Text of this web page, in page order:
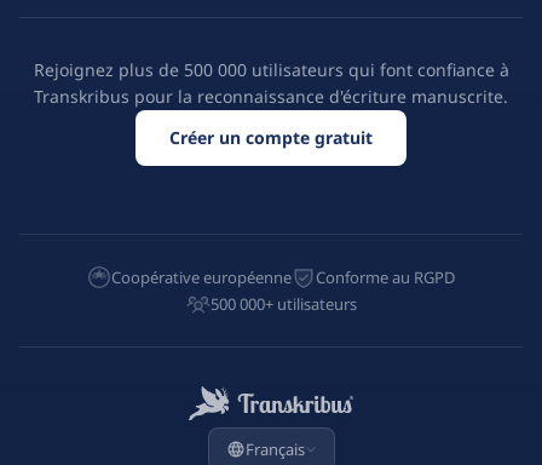
Rejoignez plus de 500 000 utilisateurs qui font confiance à
Transkribus pour la reconnaissance d'écriture manuscrite.
Créer un compte gratuit
Coopérative européenne
Conforme au RGPD
500 000+ utilisateurs
Français